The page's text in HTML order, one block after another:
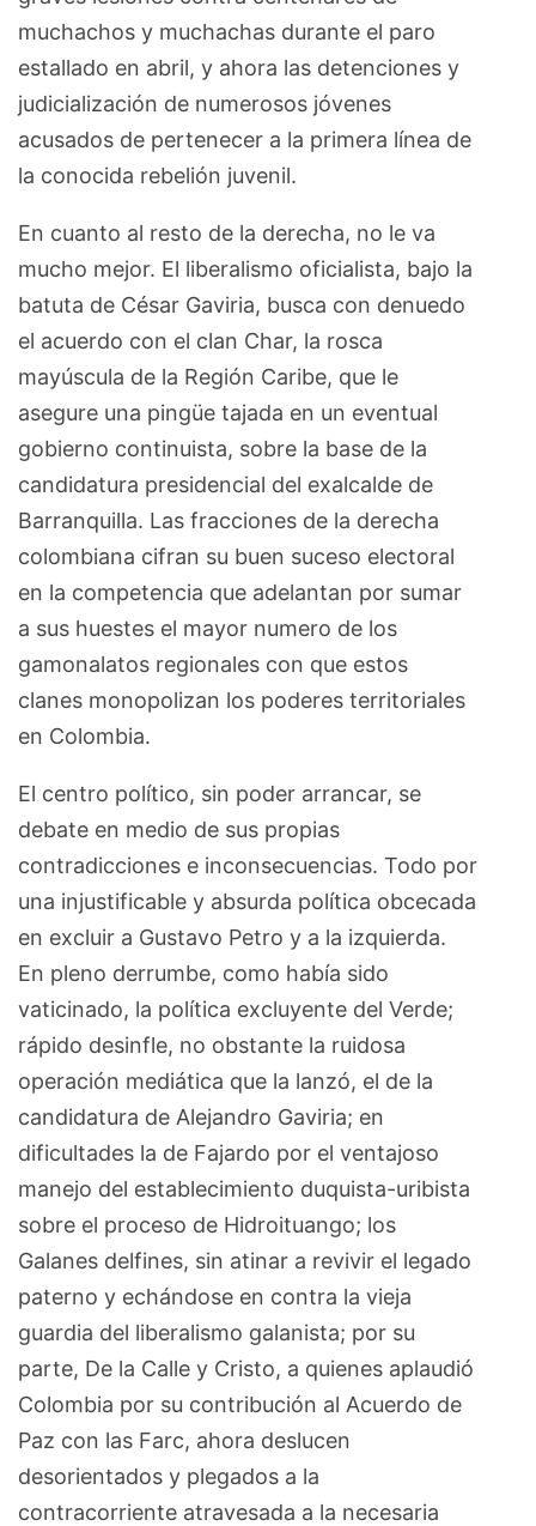
muchachos y muchachas durante el paro
estallado en abril, y ahora las detenciones y
judicialización de numerosos jóvenes
acusados de pertenecer a la primera línea de
la conocida rebelión juvenil.
En cuanto al resto de la derecha, no le va
mucho mejor. El liberalismo oficialista, bajo la
batuta de César Gaviria, busca con denuedo
el acuerdo con el clan Char, la rosca
mayúscula de la Región Caribe, que le
asegure una pingüe tajada en un eventual
gobierno continuista, sobre la base de la
candidatura presidencial del exalcalde de
Barranquilla. Las fracciones de la derecha
colombiana cifran su buen suceso electoral
en la competencia que adelantan por sumar
a sus huestes el mayor numero de los
gamonalatos regionales con que estos
clanes monopolizan los poderes territoriales
en Colombia.
El centro político, sin poder arrancar, se
debate en medio de sus propias
contradicciones e inconsecuencias. Todo por
una injustificable y absurda política obcecada
en excluir a Gustavo Petro y a la izquierda.
En pleno derrumbe, como había sido
vaticinado, la política excluyente del Verde;
rápido desinfle, no obstante la ruidosa
operación mediática que la lanzó, el de la
candidatura de Alejandro Gaviria; en
dificultades la de Fajardo por el ventajoso
manejo del establecimiento duquista-uribista
sobre el proceso de Hidroituango; los
Galanes delfines, sin atinar a revivir el legado
paterno y echándose en contra la vieja
guardia del liberalismo galanista; por su
parte, De la Calle y Cristo, a quienes aplaudió
Colombia por su contribución al Acuerdo de
Paz con las Farc, ahora deslucen
desorientados y plegados a la
contracorriente atravesada a la necesaria